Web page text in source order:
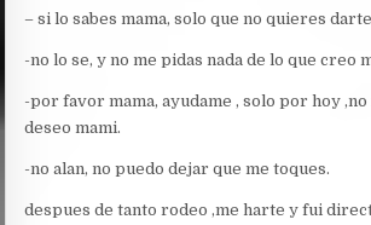
– si lo sabes mama, solo que no quieres
-no lo se, y no me pidas nada de lo que creo
-por favor mama, ayudame , solo por hoy
deseo mami.
-no alan, no puedo dejar que me toques.
despues de tanto rodeo ,me harte y fui